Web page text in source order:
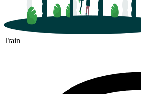
Train